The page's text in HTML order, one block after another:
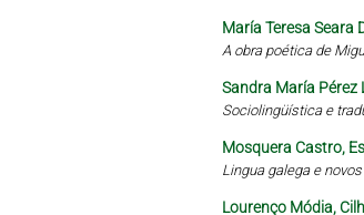
María Teresa Seara
A obra poética de
Sandra María Pérez
Sociolingüística e
Mosquera Castro,
Lingua galega e
Lourenço Módia,